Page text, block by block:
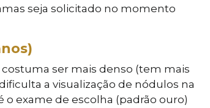
seja solicitado no momento
ser mais denso (tem mais
a visualização de nódulos na
o exame de escolha (padrão ouro)